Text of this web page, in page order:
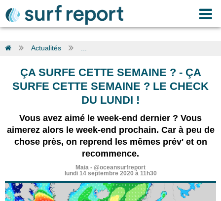
Actualités
ÇA SURFE CETTE SEMAINE ?- ÇA
SURFE CETTE SEMAINE ? LE CHECK
DU LUNDI !
Vous avez aimé le week-end dernier ? Vous
aimerez alors le week-end prochain. Car à peu de
chose près, on reprend les mêmes prév' et on
recommence.
Maia - @oceansurfreport
lundi 14 septembre 2020 à 11h30